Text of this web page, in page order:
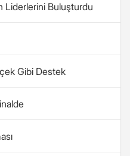
Liderlerini Buluşturdu
Gibi Destek